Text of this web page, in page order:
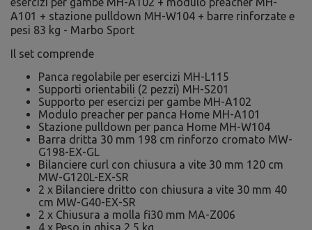
Il set comprende
Panca regolabile per esercizi MH-L115
Supporti orientabili (2 pezzi) MH-S201
Supporto per esercizi per gambe MH-A102
Modulo preacher per panca Home MH-A101
Stazione pulldown per panca Home MH-W104
Barra dritta 30 mm 198 cm rinforzo cromato MW-
G198-EX-GL
Bilanciere curl con chiusura a vite 30 mm 120 cm
MW-G120L-EX-SR
2 x Bilanciere dritto con chiusura a vite 30 mm 40
cm MW-G40-EX-SR
2 x Chiusura a molla fi30 mm MA-Z006
4 x Peso in ghisa 2,5 kg